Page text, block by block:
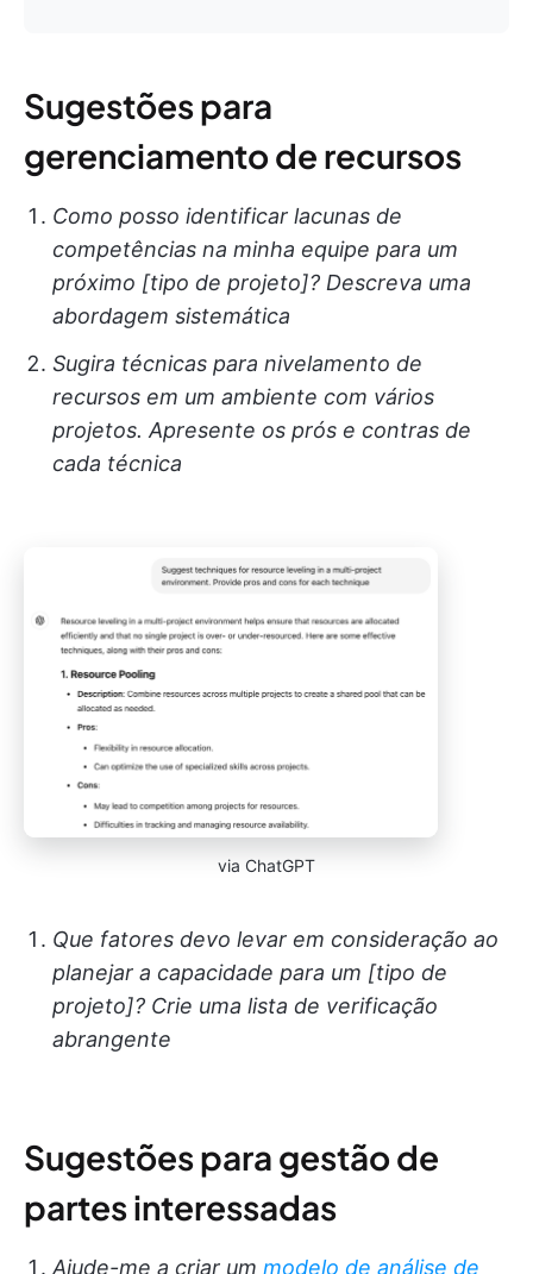
Sugestões para
gerenciamento de recursos
Como posso identificar lacunas de
competências na minha equipe para um
próximo [tipo de projeto]? Descreva uma
abordagem sistemática
Sugira técnicas para nivelamento de
recursos em um ambiente com vários
projetos. Apresente os prós e contras de
cada técnica
via ChatGPT
Que fatores devo levar em consideração ao
planejar a capacidade para um [tipo de
projeto]? Crie uma lista de verificação
abrangente
Sugestões para gestão de
partes interessadas
Ajude-me a criar um modelo de análise de